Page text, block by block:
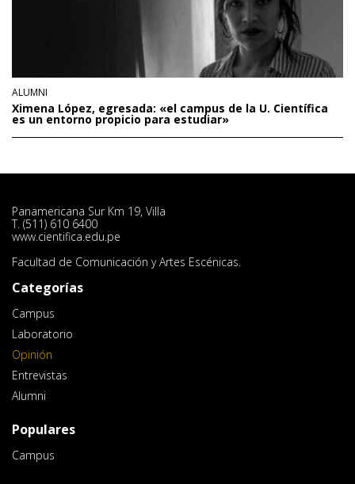
ALUMNI
Ximena López, egresada: «el campus de la U. Científica
es un entorno propicio para estudiar»
Panamericana Sur Km 19, Villa
T. (511) 610 6400
www.cientifica.edu.pe
Facultad de Comunicación y Artes Escénicas.
Categorías
Campus
Laboratorio
Opinión
Entrevistas
Alumni
Populares
Campus